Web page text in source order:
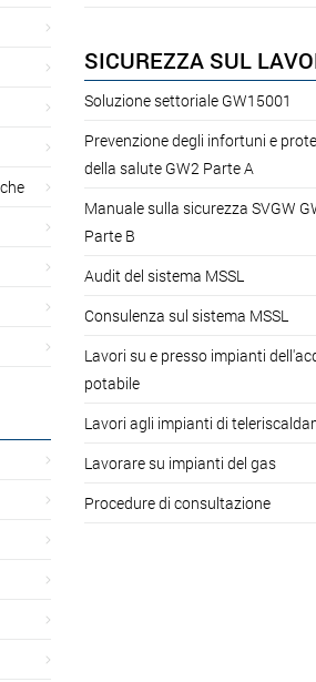
SICUREZZA SUL
Soluzione settoriale GW15001
Prevenzione degli infortuni e
della salute GW2 Parte A
Manuale sulla sicurezza SVGW
Parte B
Audit del sistema MSSL
Consulenza sul sistema MSSL
Lavori su e presso impianti
potabile
Lavori agli impianti di
Lavorare su impianti del gas
Procedure di consultazione